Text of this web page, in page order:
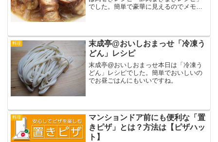
でした。簡単で豪華に見えるのでメモ。
料理
末成亭@おいしおまっせ「冷凍う
どん」レシピ
末成亭@おいしおまっせ本日は「冷凍う
どん」レシピでした。簡単でおいしいの
でお昼ごはんにもいいですね。
料理
マンションドア前にも便利な「置
きピザ」とは？方法は【ピザハッ
ト】